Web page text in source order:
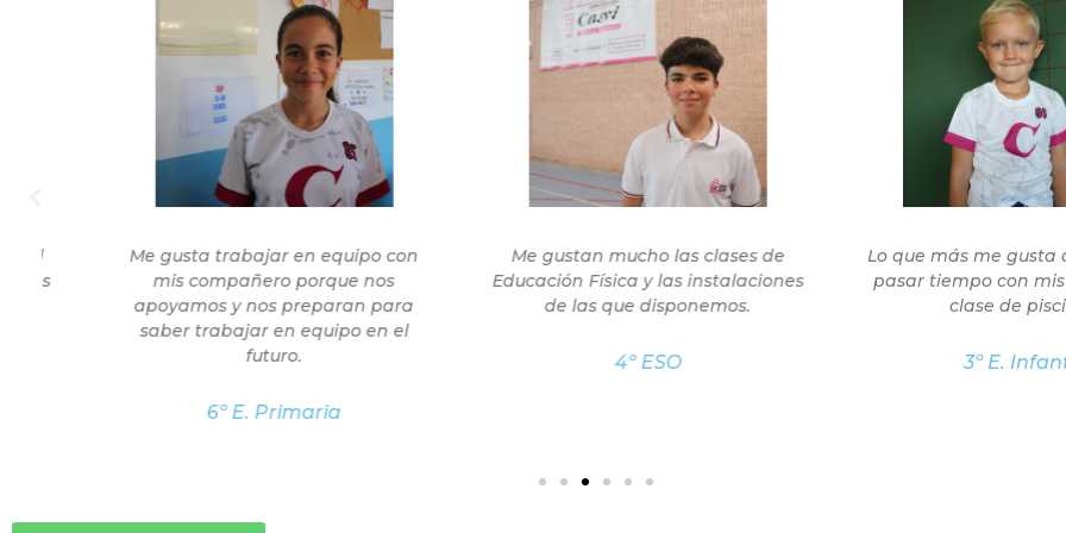
Me gusta trabajar en equipo con
mis compañero porque nos
apoyamos y nos preparan para
saber trabajar en equipo en el
futuro.
6º E. Primaria
Me gustan mucho las clases de
Educación Física y las instalaciones
de las que disponemos.
4º ESO
Lo que más me gusta de mi
pasar tiempo con mis
clase de piscina.
3º E. Infantil